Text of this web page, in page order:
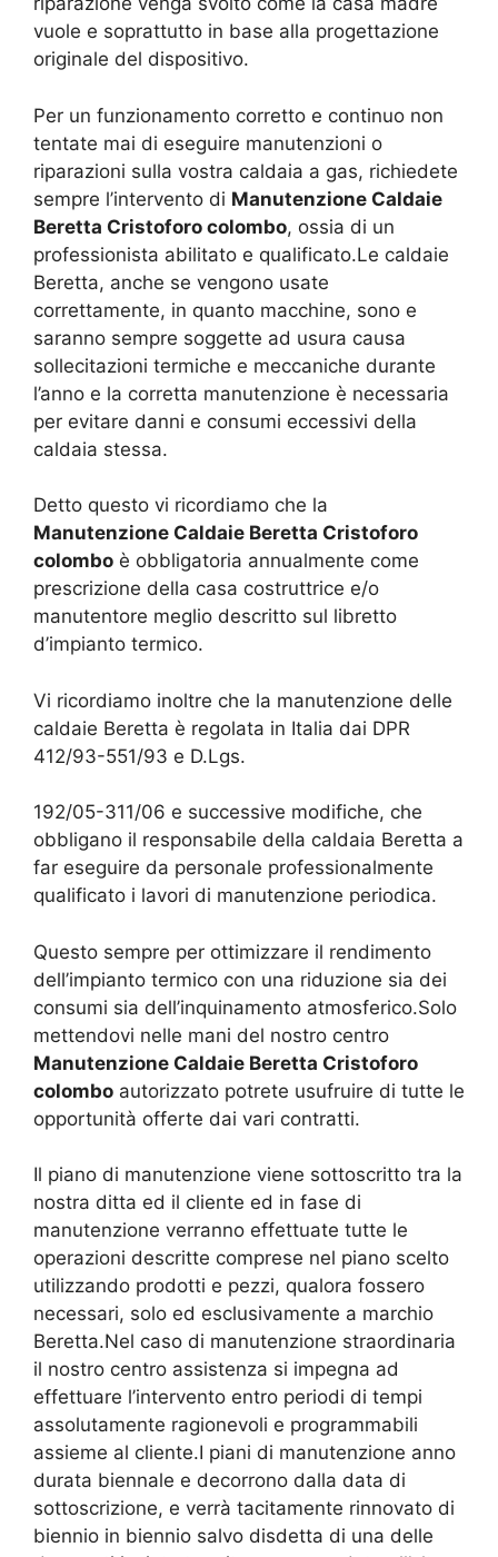
vuole e soprattutto in base alla progettazione
originale del dispositivo.
Per un funzionamento corretto e continuo non
tentate mai di eseguire manutenzioni o
riparazioni sulla vostra caldaia a gas, richiedete
sempre l’intervento di Manutenzione Caldaie
Beretta Cristoforo colombo, ossia di un
professionista abilitato e qualificato.Le caldaie
Beretta, anche se vengono usate
correttamente, in quanto macchine, sono e
saranno sempre soggette ad usura causa
sollecitazioni termiche e meccaniche durante
l’anno e la corretta manutenzione è necessaria
per evitare danni e consumi eccessivi della
caldaia stessa.
Detto questo vi ricordiamo che la
Manutenzione Caldaie Beretta Cristoforo
colombo è obbligatoria annualmente come
prescrizione della casa costruttrice e/o
manutentore meglio descritto sul libretto
d’impianto termico.
Vi ricordiamo inoltre che la manutenzione delle
caldaie Beretta è regolata in Italia dai DPR
412/93-551/93 e D.Lgs.
192/05-311/06 e successive modifiche, che
obbligano il responsabile della caldaia Beretta a
far eseguire da personale professionalmente
qualificato i lavori di manutenzione periodica.
Questo sempre per ottimizzare il rendimento
dell’impianto termico con una riduzione sia dei
consumi sia dell’inquinamento atmosferico.Solo
mettendovi nelle mani del nostro centro
Manutenzione Caldaie Beretta Cristoforo
colombo autorizzato potrete usufruire di tutte le
opportunità offerte dai vari contratti.
Il piano di manutenzione viene sottoscritto tra la
nostra ditta ed il cliente ed in fase di
manutenzione verranno effettuate tutte le
operazioni descritte comprese nel piano scelto
utilizzando prodotti e pezzi, qualora fossero
necessari, solo ed esclusivamente a marchio
Beretta.Nel caso di manutenzione straordinaria
il nostro centro assistenza si impegna ad
effettuare l’intervento entro periodi di tempi
assolutamente ragionevoli e programmabili
assieme al cliente.I piani di manutenzione anno
durata biennale e decorrono dalla data di
sottoscrizione, e verrà tacitamente rinnovato di
biennio in biennio salvo disdetta di una delle